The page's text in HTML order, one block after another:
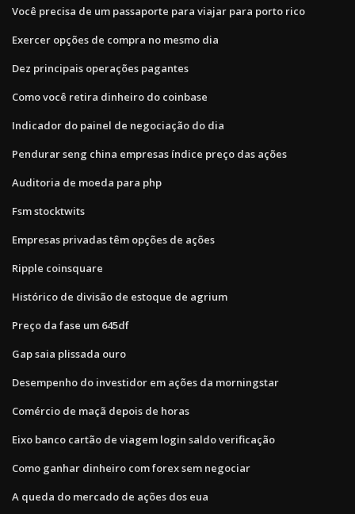
Você precisa de um passaporte para viajar para porto rico
Exercer opções de compra no mesmo dia
Dez principais operações pagantes
Como você retira dinheiro do coinbase
Indicador do painel de negociação do dia
Pendurar seng china empresas índice preço das ações
Auditoria de moeda para php
Fsm stocktwits
Empresas privadas têm opções de ações
Ripple coinsquare
Histórico de divisão de estoque de agrium
Preço da fase um 645df
Gap saia plissada ouro
Desempenho do investidor em ações da morningstar
Comércio de maçã depois de horas
Eixo banco cartão de viagem login saldo verificação
Como ganhar dinheiro com forex sem negociar
A queda do mercado de ações dos eua